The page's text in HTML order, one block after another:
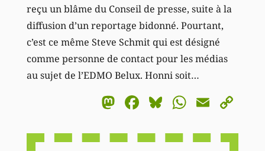
reçu un blâme du Conseil de presse, suite à la
diffusion d’un reportage bidonné. Pourtant,
c’est ce même Steve Schmit qui est désigné
comme personne de contact pour les médias
au sujet de l’EDMO Belux. Honni soit…
Mastodon
Facebook
BlueskyEmail